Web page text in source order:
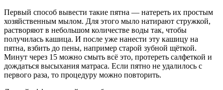
Первый способ вывести такие пятна — натереть их простым
хозяйственным мылом. Для этого мыло натирают стружкой,
растворяют в небольшом количестве воды так, чтобы
получилась кашица. И после уже нанести эту кашицу на
пятна, взбить до пены, например старой зубной щёткой.
Минут через 15 можно смыть всё это, протереть салфеткой и
дождаться высыхания матраса. Если пятно не удалилось с
первого раза, то процедуру можно повторить.